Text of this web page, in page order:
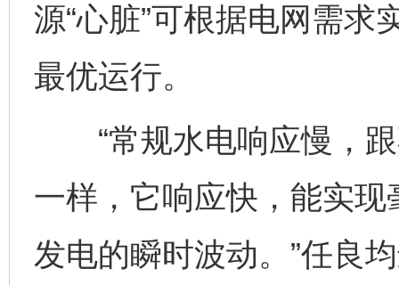
源“心脏”可根据电网需求
最优运行。
“常规水电响应慢，跟
一样，它响应快，能实
发电的瞬时波动。”任良